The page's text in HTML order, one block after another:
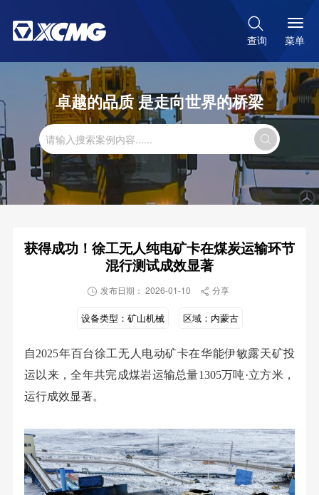

查询 菜单
卓越的品质 是走向世界的桥梁

获得成功！徐工无人纯电矿卡在煤炭运输环节
混行测试成效显著
 发布日期： 2026-01-10  分享
设备类型： 矿山机械 区域： 内蒙古
自2025年百台徐工无人电动矿卡在华能伊敏露天矿投
运以来，全年共完成煤岩运输总量1305万吨·立方米，
运行成效显著。